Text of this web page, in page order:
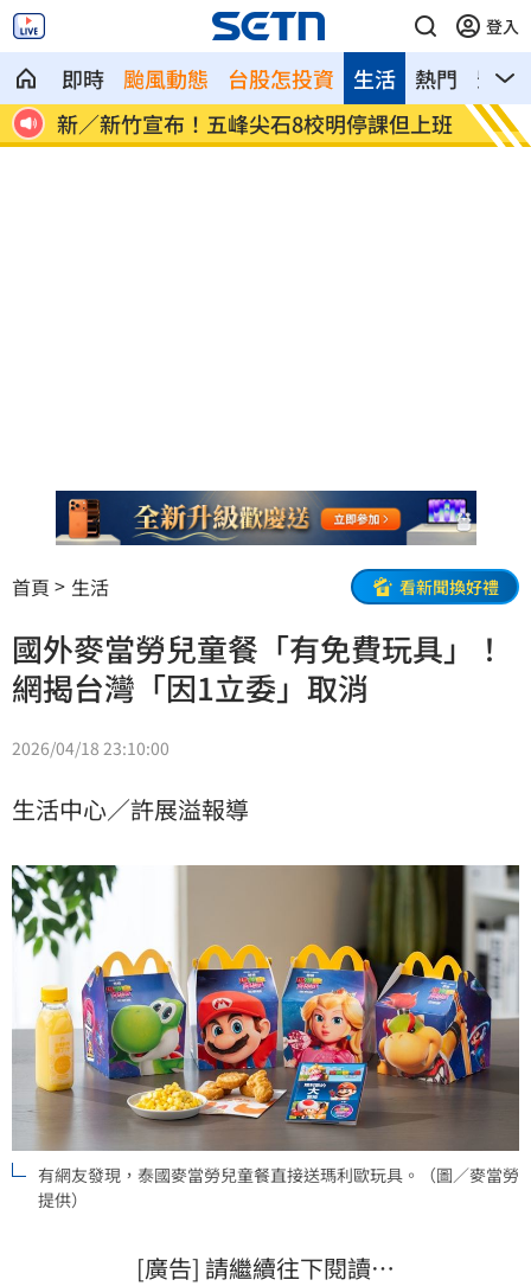
登入
即時 颱風動態 台股怎投資 熱門 影音
生活
70
新／新竹宣布！五峰尖石8校明停課但上班
大
首頁 生活 看新聞換好禮
國外麥當勞兒童餐「有免費玩具」！
網揭台灣「因1立委」取消
2026/04/18 23:10:00
生活中心／許展溢報導
有網友發現，泰國麥當勞兒童餐直接送瑪利歐玩具。（圖／麥當勞
提供）
[廣告] 請繼續往下閱讀…